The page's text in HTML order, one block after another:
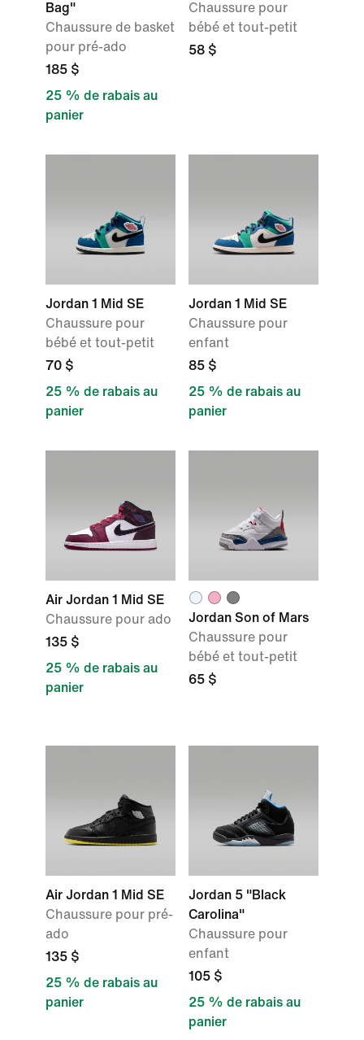
Bag"
Chaussure de basket
pour pré-ado
185 $
25 % de rabais au
panier
Chaussure pour
bébé et tout-petit
58 $
Jordan 1 Mid SE
Chaussure pour
bébé et tout-petit
70 $
25 % de rabais au
panier
Jordan 1 Mid SE
Chaussure pour
enfant
85 $
25 % de rabais au
panier
Air Jordan 1 Mid SE
Chaussure pour ado
135 $
25 % de rabais au
panier
Jordan Son of Mars
Chaussure pour
bébé et tout-petit
65 $
Air Jordan 1 Mid SE
Chaussure pour pré-
ado
135 $
25 % de rabais au
panier
Jordan 5 "Black
Carolina"
Chaussure pour
enfant
105 $
25 % de rabais au
panier